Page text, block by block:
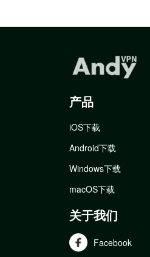
产品
iOS下载
Android下载
Windows下载
macOS下载
关于我们
Facebook